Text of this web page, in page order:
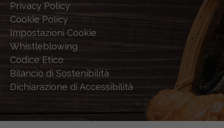
Privacy Policy
Cookie Policy
Impostazioni Cookie
Whistleblowing
Codice Etico
Bilancio di Sostenibilità
Dichiarazione di Accessibilità